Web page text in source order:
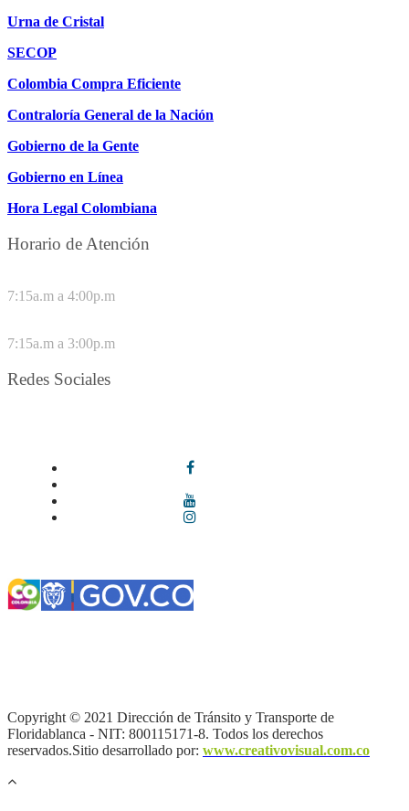
Urna de Cristal
SECOP
Colombia Compra Eficiente
Contraloría General de la Nación
Gobierno de la Gente
Gobierno en Línea
Hora Legal Colombiana
Horario de Atención
7:15a.m a 4:00p.m
7:15a.m a 3:00p.m
Redes Sociales
Copyright © 2021 Dirección de Tránsito y Transporte de
Floridablanca - NIT: 800115171-8. Todos los derechos
reservados.Sitio desarrollado por: www.creativovisual.com.co